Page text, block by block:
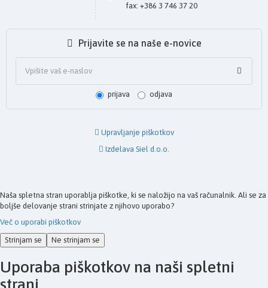
fax: +386 3 746 37 20
Prijavite se na naše e-novice
prijava odjava
Upravljanje piškotkov
Izdelava Siel d.o.o.
Naša spletna stran uporablja piškotke, ki se naložijo na vaš računalnik. Ali se za
boljše delovanje strani strinjate z njihovo uporabo?
Več o uporabi piškotkov
Strinjam se
Ne strinjam se
Uporaba piškotkov na naši spletni
strani